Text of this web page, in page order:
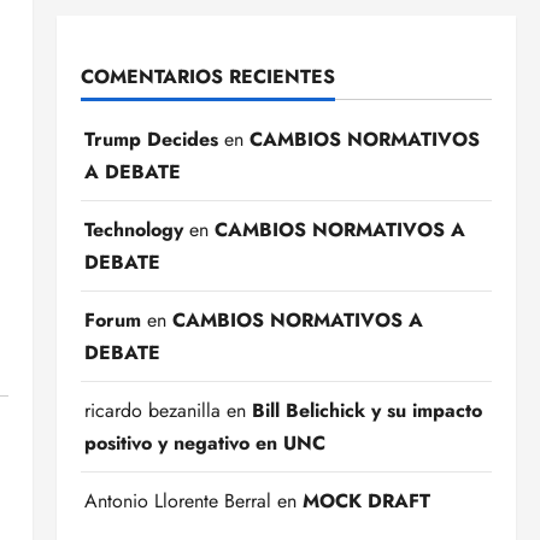
COMENTARIOS RECIENTES
Trump Decidesen CAMBIOS NORMATIVOS
A DEBATE
Technologyen CAMBIOS NORMATIVOS A
DEBATE
Forumen CAMBIOS NORMATIVOS A
DEBATE
ricardo bezanilla en Bill Belichick y su impacto
positivo y negativo en UNC
Antonio Llorente Berral en MOCK DRAFT